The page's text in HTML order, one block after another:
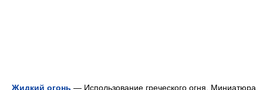
Жидкий огонь — Использование греческого огня. Миниатюра